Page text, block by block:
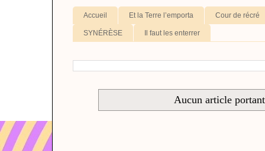
Accueil Et la Terre l’emporta Cour de récré
SYNÉRÈSE Il faut les enterrer
Aucun article